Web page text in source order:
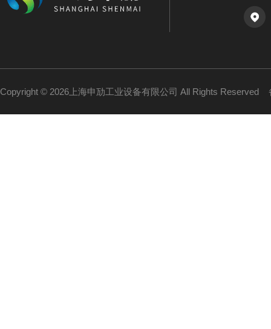
Copyright © 2026上海申劢工业设备有限公司 All Rights Reserved